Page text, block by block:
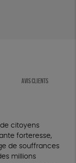
AVIS CLIENTS
de citoyens
forteresse,
de souffrances
millions